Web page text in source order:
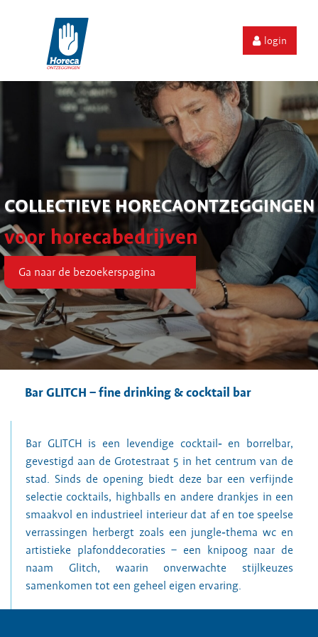
login
COLLECTIEVE HORECAONTZEGGINGEN
voor horecabedrijven
Ga naar de bezoekerspagina
Bar GLITCH – fine drinking & cocktail bar
Bar GLITCH is een levendige cocktail‑ en borrelbar,
gevestigd aan de Grotestraat 5 in het centrum van de
stad. Sinds de opening biedt deze bar een verfijnde
selectie cocktails, highballs en andere drankjes in een
smaakvol en industrieel interieur dat af en toe speelse
verrassingen herbergt zoals een jungle‑thema wc en
artistieke plafonddecoraties – een knipoog naar de
naam Glitch, waarin onverwachte stijlkeuzes
samenkomen tot een geheel eigen ervaring.